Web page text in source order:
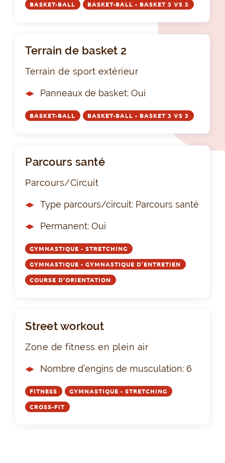
BASKET-BALL BASKET-BALL - BASKET 3 VS 3
Terrain de basket 2
Terrain de sport extérieur
Panneaux de basket: Oui
BASKET-BALL BASKET-BALL - BASKET 3 VS 3
Parcours santé
Parcours/Circuit
Type parcours/circuit: Parcours santé
Permanent: Oui
GYMNASTIQUE - STRETCHING
GYMNASTIQUE - GYMNASTIQUE D’ENTRETIEN
COURSE D'ORIENTATION
Street workout
Zone de fitness en plein air
Nombre d’engins de musculation: 6
FITNESS GYMNASTIQUE - STRETCHING
CROSS-FIT